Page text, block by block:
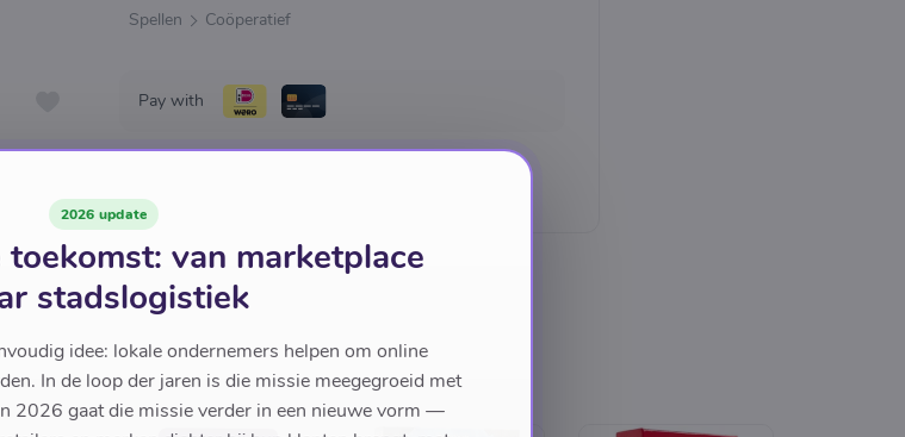
Spellen Coöperatief
Pay with
2026 update
toekomst: van marketplace
stadslogistiek
idee: lokale ondernemers helpen om online
In de loop der jaren is die missie meegegroeid met
2026 gaat die missie verder in een nieuwe vorm —